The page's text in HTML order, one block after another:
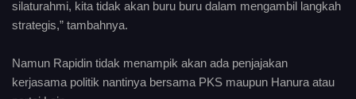
silaturahmi, kita tidak akan buru buru dalam mengambil langkah
strategis,” tambahnya.
Namun Rapidin tidak menampik akan ada penjajakan
kerjasama politik nantinya bersama PKS maupun Hanura atau